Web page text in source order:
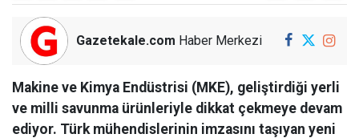
Gazetekale.com Haber Merkezi
Makine ve Kimya Endüstrisi (MKE), geliştirdiği yerli
ve milli savunma ürünleriyle dikkat çekmeye devam
ediyor. Türk mühendislerinin imzasını taşıyan yeni